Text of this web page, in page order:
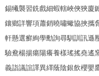
錫犧襲習銑戲細蝦轄峽俠狹廈
鑲鄉詳響項蕭銷曉嘯蠍協挾攜
軒懸選癬絢學勳詢尋馴訓訊遜
驗鴦楊揚瘍陽癢養樣瑤搖堯遙
義詣議誼譯異繹蔭陰銀飲櫻嬰